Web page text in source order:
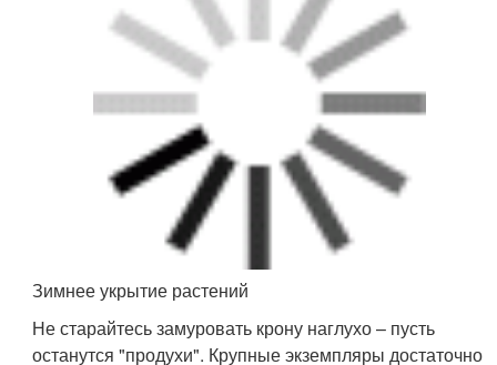
На фото: Туя, пострадавшая от солнечного ожога
Связывание кроны
У устойчивых к весеннему солнцу сортов туи и
молодых сосен, которые вы не собираетесь притенять
от ожогов, не туго свяжите ветви, чтобы под гнетом
снега или (избави бог)они не искривились и не
поломались. В отдельные годы от снеголома
страдают даже местные лесные сосны.